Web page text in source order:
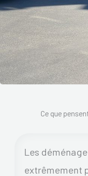
Ce que
Les
extrêmement